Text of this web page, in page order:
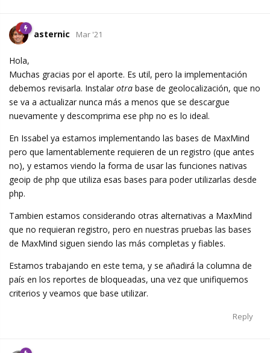
asternic Mar '21
Hola,
Muchas gracias por el aporte. Es util, pero la implementación
debemos revisarla. Instalar otra base de geolocalización, que no
se va a actualizar nunca más a menos que se descargue
nuevamente y descomprima ese php no es lo ideal.
En Issabel ya estamos implementando las bases de MaxMind
pero que lamentablemente requieren de un registro (que antes
no), y estamos viendo la forma de usar las funciones nativas
geoip de php que utiliza esas bases para poder utilizarlas desde
php.
Tambien estamos considerando otras alternativas a MaxMind
que no requieran registro, pero en nuestras pruebas las bases
de MaxMind siguen siendo las más completas y fiables.
Estamos trabajando en este tema, y se añadirá la columna de
país en los reportes de bloqueadas, una vez que unifiquemos
criterios y veamos que base utilizar.
Reply